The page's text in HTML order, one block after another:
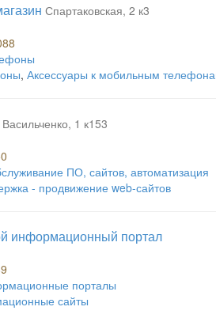
Спартаковская, 2 к3
, Аксессуары к мобильным
Васильченко, 1 к153
ПО, сайтов, автоматизация
- продвижение web-сайтов
информационный портал
порталы
сайты